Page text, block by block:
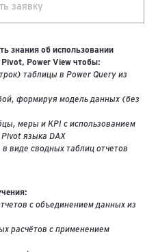
заявку
знания об использовании
Power View чтобы:
таблицы в Power Query из
формируя модель данных (без
меры и KPI с использованием
языка DAX
виде сводных таблиц отчетов
с объединением данных из
расчётов с применением